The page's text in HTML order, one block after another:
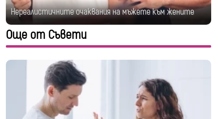
Нереалистичните очаквания на мъжете към жените
Още от Съвети